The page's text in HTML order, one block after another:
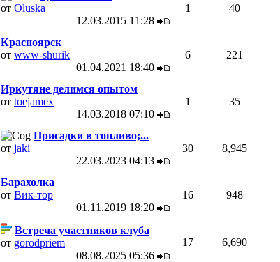
от Oluska
12.03.2015 11:28
1 40
Красноярск
от www-shurik
01.04.2021 18:40
6 221
Иркутяне делимся опытом
от toejamex
14.03.2018 07:10
1 35
Присадки в топливо;...
от jaki
22.03.2023 04:13
30 8,945
Барахолка
от Вик-тор
01.11.2019 18:20
16 948
Встреча участников клуба
от gorodpriem
08.08.2025 05:36
17 6,690